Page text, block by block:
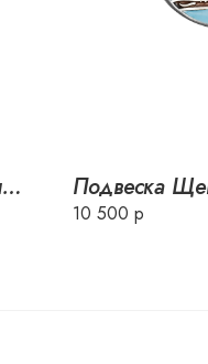
Подвеска Жаворонок с горячей эмалью
10 500 р